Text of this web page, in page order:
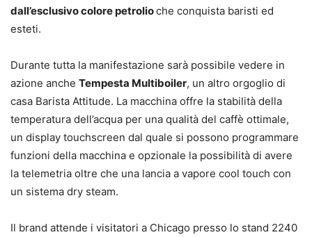
dall’esclusivo colore petrolioche conquista baristi ed
esteti.
Durante tutta la manifestazione sarà possibile vedere in
azione anche Tempesta Multiboiler, un altro orgoglio di
casa Barista Attitude. La macchina offre la stabilità della
temperatura dell’acqua per una qualità del caffè ottimale,
un display touchscreen dal quale si possono programmare
funzioni della macchina e opzionale la possibilità di avere
la telemetria oltre che una lancia a vapore cool touch con
un sistema dry steam.
Il brand attende i visitatori a Chicago presso lo stand 2240